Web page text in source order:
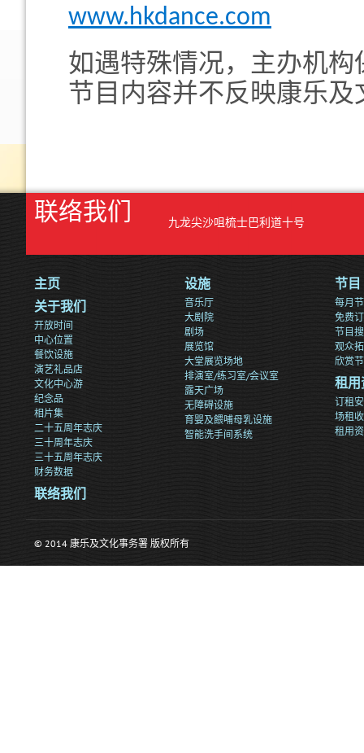
www.hkdance.com
如遇特殊情况，主办机
节目内容并不反映康乐
联络我们 九龙尖沙咀梳士巴利道十号
主页
关于我们
开放时间
中心位置
餐饮设施
演艺礼品店
文化中心游
纪念品
相片集
二十五周年志庆
三十周年志庆
三十五周年志庆
财务数据
联络我们
设施
音乐厅
大剧院
剧场
展览馆
大堂展览场地
排演室/练习室/会议室
露天广场
无障碍设施
育婴及餵哺母乳设施
智能洗手间系统
节目
每月
免费
节目
观众
欣赏
租用
订租
场租
租用
© 2014 康乐及文化事务署 版权所有